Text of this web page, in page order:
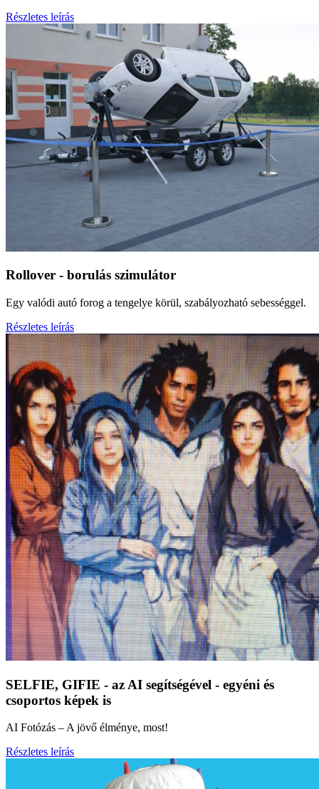
Részletes leírás
Rollover - borulás szimulátor
Egy valódi autó forog a tengelye körül, szabályozható sebességgel.
Részletes leírás
SELFIE, GIFIE - az AI segítségével - egyéni és
csoportos képek is
AI Fotózás – A jövő élménye, most!
Részletes leírás